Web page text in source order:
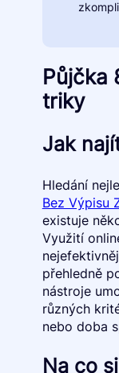
Půjčka
triky
Jak
Hledání
Bez Výpisu
existuje
Využití
přehledně
nástroje
různých
nebo doba
Na co